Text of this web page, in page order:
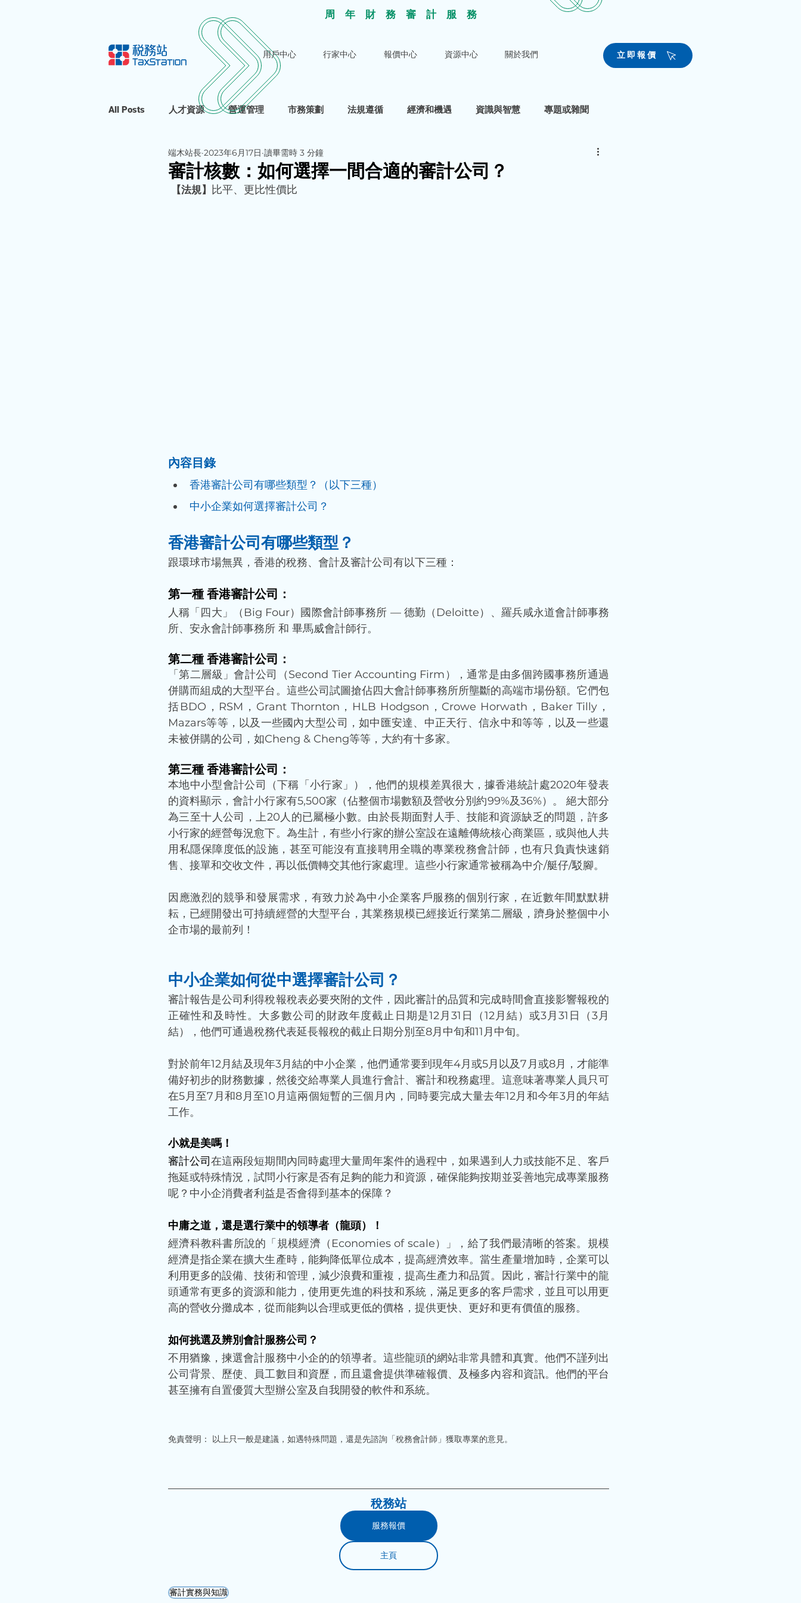
​周年財務審計服 務
用戶中心 行家中心 報價中心 資源中心 關於我們 立即報價
All Posts 人才資源 營運管理 市務策劃 法規遵循 經濟和機遇 資識與智慧 專題或雜聞
審計核數：如何選擇一間合適的審計公司？
端木站長 2023年6月17日 讀畢需時 3 分鐘
【法規】 比平、更比性價比
內容目錄
香港審計公司有哪些類型？（以下三種）
中小企業如何選擇審計公司？
香港審計公司有哪些類型？
跟環球市場無異，香港的稅務、會計及審計公司有以下三種： ​​​​​​​
第一種 香港審計公司：
人稱「四大」（Big Four）國際會計師事務所 — 德勤（Deloitte）、羅兵咸永道會計師事務
所、安永會計師事務所 和 畢馬威會計師行。
第二種 香港審計公司：
「第二層級」會計公司（Second Tier Accounting Firm），通常是由多個跨國事務所通過
併購而組成的大型平台。這些公司試圖搶佔四大會計師事務所所壟斷的高端市場份額。它們包
括BDO，RSM，Grant Thornton，HLB Hodgson，Crowe Horwath，Baker Tilly，
Mazars等等，以及一些國內大型公司，如中匯安達、中正天行、信永中和等等，以及一些還
未被併購的公司，如Cheng & Cheng等等，大約有十多家。
第三種 香港審計公司：
本地中小型會計公司（下稱「小行家」），他們的規模差異很大，據香港統計處2020年發表
的資料顯示，會計小行家有5,500家（佔整個市場數額及營收分別約99%及36%）。 絕大部分
為三至十人公司，上20人的已屬極小數。由於長期面對人手、技能和資源缺乏的問題，許多
小行家的經營每況愈下。為生計，有些小行家的辦公室設在遠離傳統核心商業區，或與他人共
用私隱保障度低的設施，甚至可能沒有直接聘用全職的專業稅務會計師，也有只負責快速銷
售、接單和交收文件，再以低價轉交其他行家處理。這些小行家通常被稱為中介/艇仔/駁腳。
因應激烈的競爭和發展需求，有致力於為中小企業客戶服務的個別行家，在近數年間默默耕
耘，已經開發出可持續經營的大型平台，其業務規模已經接近行業第二層級，躋身於整個中小
企市場的最前列！
中小企業如何從中選擇審計公司？
審計報告是公司利得稅報稅表必要夾附的文件，因此審計的品質和完成時間會直接影響報稅的
正確性和及時性。大多數公司的財政年度截止日期是12月31日（12月結）或3月31日（3月
結），他們可通過稅務代表延長報稅的截止日期分別至8月中旬和11月中旬。
對於前年12月結及現年3月結的中小企業，他們通常要到現年4月或5月以及7月或8月，才能準
備好初步的財務數據，然後交給專業人員進行會計、審計和稅務處理。這意味著專業人員只可
在5月至7月和8月至10月這兩個短暫的三個月內，同時要完成大量去年12月和今年3月的年結
工作。
小就是美嗎！
審計公司在這兩段短期間內同時處理大量周年案件的過程中，如果遇到人力或技能不足、客戶
拖延或特殊情況，試問小行家是否有足夠的能力和資源，確保能夠按期並妥善地完成專業服務
呢？中小企消費者利益是否會得到基本的保障？
中庸之道，還是選行業中的領導者（龍頭）！
經濟科教科書所說的「規模經濟（Economies of scale）」，給了我們最清晰的答案。規模
經濟是指企業在擴大生產時，能夠降低單位成本，提高經濟效率。當生產量增加時，企業可以
利用更多的設備、技術和管理，減少浪費和重複，提高生產力和品質。因此，審計行業中的龍
頭通常有更多的資源和能力，使用更先進的科技和系統，滿足更多的客戶需求，並且可以用更
高的營收分攤成本，從而能夠以合理或更低的價格，提供更快、更好和更有價值的服務。
如何挑選及辨別會計服務公司？
不用猶豫，揀選會計服務中小企的的領導者。這些龍頭的網站非常具體和真實。他們不謹列出
公司背景、歷使、員工數目和資歷，而且還會提供準確報價、及極多內容和資訊。他們的平台
甚至擁有自置優質大型辦公室及自我開發的軟件和系統。
免責聲明： 以上只一般是建議，如遇特殊問題，還是先諮詢「稅務會計師」獲取專業的意見。
稅務站
服務報價
主頁
審計實務與知識